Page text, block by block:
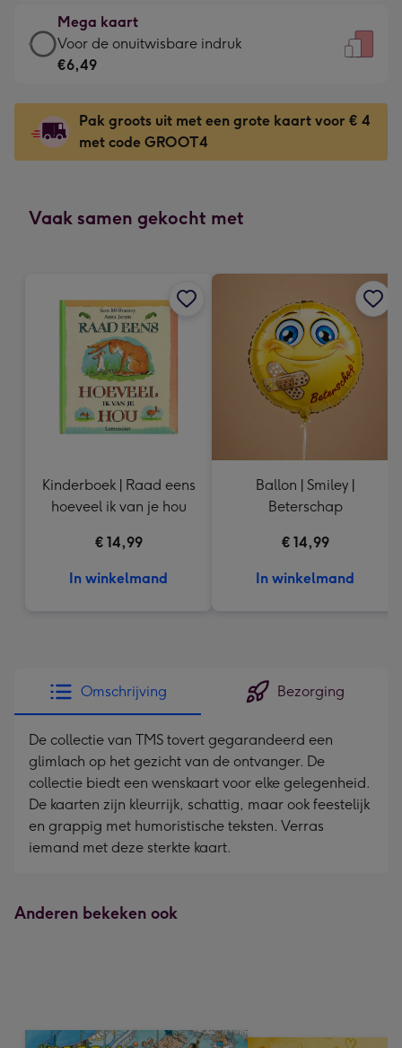
kleine
gelukwens
-
120
x
160
mm
€4,79
-
Meest
gekozen
Dimensions:
167
x
Mega kaart
Mega
kaart
€6,49
-
Voor
indruk
x
333
Voor de onuitwisbare indruk
€6,49
Pak groots uit met een grote kaart voor € 4
met code GROOT4
Vaak samen gekocht met
Kinderboek | Raad eens
hoeveel ik van je hou
€ 14,99
In winkelmand
Ballon | Smiley |
Beterschap
€ 14,99
In winkelmand
Omschrijving Bezorging
De collectie van TMS tovert gegarandeerd een
glimlach op het gezicht van de ontvanger. De
collectie biedt een wenskaart voor elke gelegenheid.
De kaarten zijn kleurrijk, schattig, maar ook feestelijk
en grappig met humoristische teksten. Verras
iemand met deze sterkte kaart.
Anderen bekeken ook